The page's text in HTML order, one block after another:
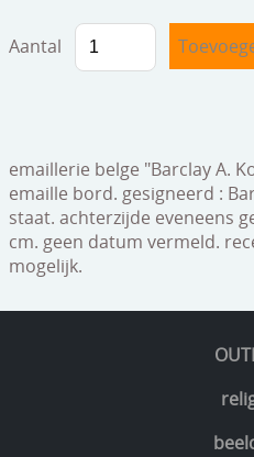
geschenkcheques
Aantal
emaillerie belge "Barclay A.
emaille bord. gesigneerd :
staat. achterzijde eveneens
cm. geen datum vermeld.
mogelijk.